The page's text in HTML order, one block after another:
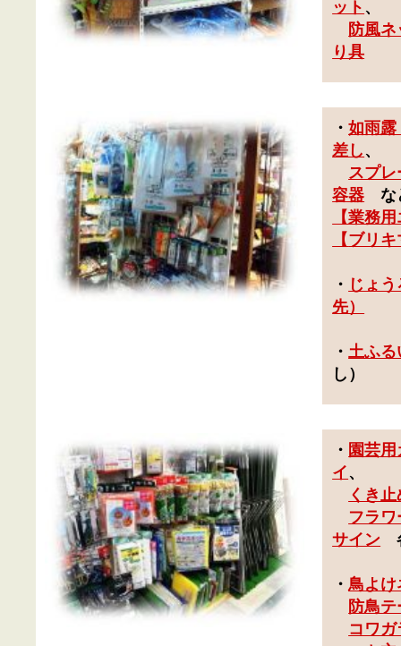
ット 、
防風
り具
・如雨露
差し、
スプ
容器 な
【業務
【ブリ
・ じょ
先）
・ 土ふる
し ）
・ 園芸
イ、
くき
フラ
サイン
・ 鳥よけ
防鳥
コワガ